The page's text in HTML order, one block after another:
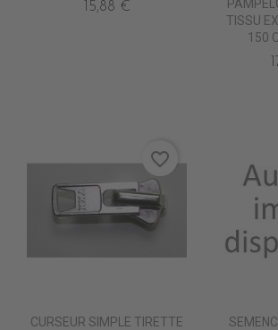
15,88 €
TISSU
150
CURSEUR SIMPLE TIRETTE
favorite_border